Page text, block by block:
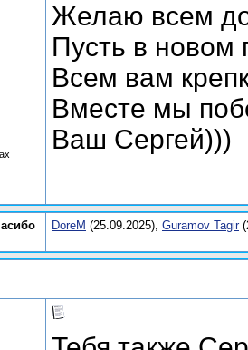
Желаю всем
Пусть в новом
Всем вам
Вместе мы
Ваш Сергей)))
DoreM (25.09.2025), Guramov Tagir